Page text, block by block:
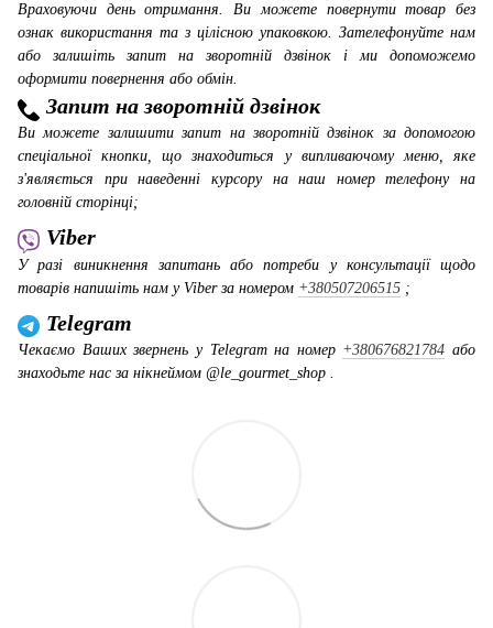
Враховуючи день отримання. Ви можете повернути товар без
ознак використання та з цілісною упаковкою. Зателефонуйте нам
або залишіть запит на зворотній дзвінок і ми допоможемо
оформити повернення або обмін.
Запит на зворотній дзвінок
Ви можете залишити запит на зворотній дзвінок за допомогою
спеціальної кнопки, що знаходиться у випливаючому меню, яке
з'являється при наведенні курсору на наш номер телефону на
головній сторінці;
Viber
У разі виникнення запитань або потреби у консультації щодо
товарів напишіть нам у Viber за номером +380507206515 ;
Telegram
Чекаємо Ваших звернень у Telegram на номер +380676821784 або
знаходьте нас за нікнеймом @le_gourmet_shop .